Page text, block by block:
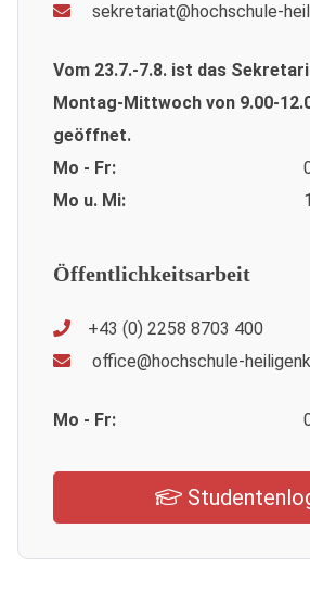
sekretariat@hochschule-
Vom 23.7.-7.8. ist das
Montag-Mittwoch von 9.00-
geöffnet.
Mo - Fr:
Mo u. Mi:
Öffentlichkeitsarbeit
+43 (0) 2258 8703 400
office@hochschule-
Mo - Fr: